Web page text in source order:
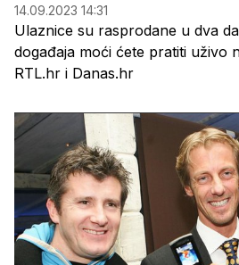
14.09.2023 14:31
Ulaznice su rasprodane u dva
događaja moći ćete pratiti uživo
RTL.hr i Danas.hr